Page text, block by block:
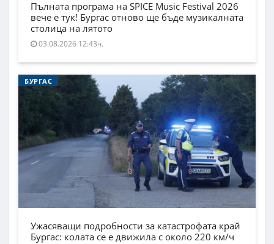
Пълната програма на SPICE Music Festival 2026
вече е тук! Бургас отново ще бъде музикалната
столица на лятото
03.08.2026 12:43ч.
БУРГАС
Ужасяващи подробности за катастрофата край
Бургас: колата се е движила с около 220 км/ч